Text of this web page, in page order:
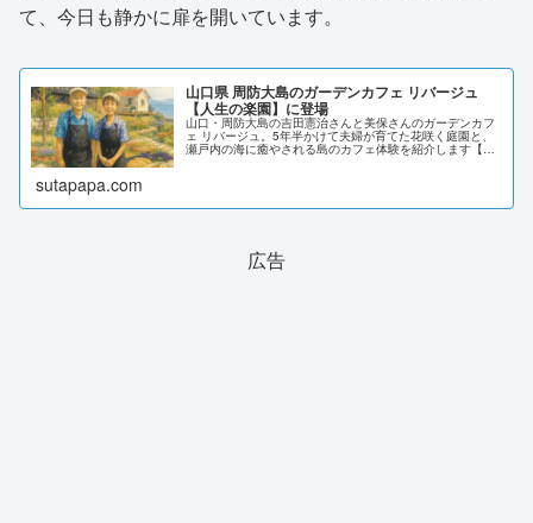
て、今日も静かに扉を開いています。
山口県 周防大島のガーデンカフェ リバージュ
【人生の楽園】に登場
山口・周防大島の吉田憲治さんと美保さんのガーデンカフ
ェ リバージュ。5年半かけて夫婦が育てた花咲く庭園と、
瀬戸内の海に癒やされる島のカフェ体験を紹介します【人
sutapapa.com
広告